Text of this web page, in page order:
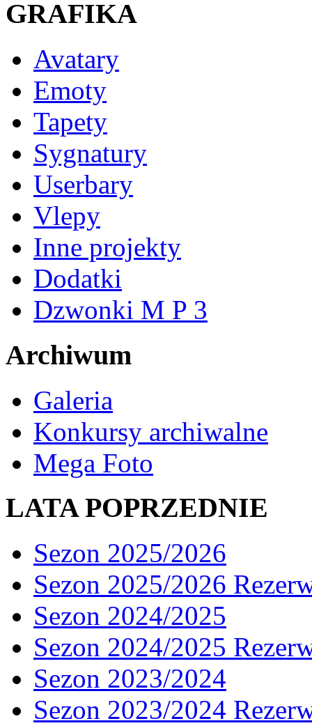
GRAFIKA
Avatary
Emoty
Tapety
Sygnatury
Userbary
Vlepy
Inne projekty
Dodatki
Dzwonki M P 3
Archiwum
Galeria
Konkursy archiwalne
Mega Foto
LATA POPRZEDNIE
Sezon 2025/2026
Sezon 2025/2026
Sezon 2024/2025
Sezon 2024/2025
Sezon 2023/2024
Sezon 2023/2024